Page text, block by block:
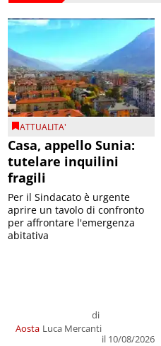
ATTUALITA'
Casa, appello Sunia:
tutelare inquilini
fragili
Aosta
di
Luca Mercanti
il 10/08/2026
Per il Sindacato è urgente
aprire un tavolo di confronto
per affrontare l'emergenza
abitativa